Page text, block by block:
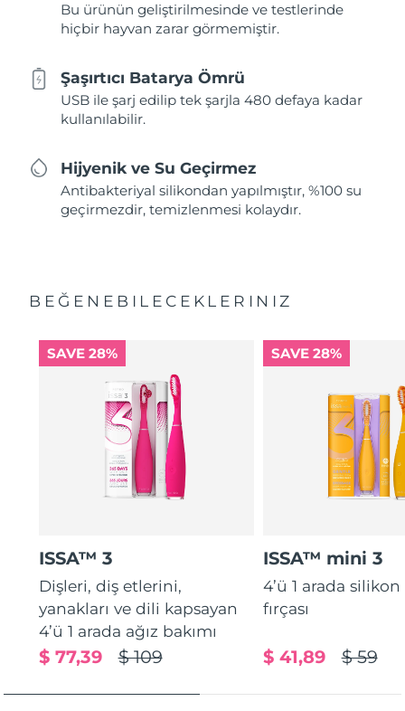
Bu ürünün geliştirilmesinde ve testlerinde
hiçbir hayvan zarar görmemiştir.
Şaşırtıcı Batarya Ömrü
USB ile şarj edilip tek şarjla 480 defaya kadar
kullanılabilir.
Hijyenik ve Su Geçirmez
Antibakteriyal silikondan yapılmıştır, %100 su
geçirmezdir, temizlenmesi kolaydır.
BEĞENEBILECEKLERINIZ
SAVE 28%
ISSA™ 3
Dişleri, diş etlerini,
yanakları ve dili kapsayan
4’ü 1 arada ağız bakımı
$ 109
$ 77,39
SAVE 28%
ISSA™ mini 3
4’ü 1 arada
fırçası
$ 59
$ 41,89